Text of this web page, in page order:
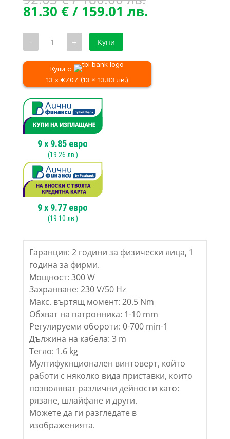
price
180.00 лв..
81.30 €/ 159.01 лв.Текущата
/
- количество
Електрически
винтоверт
BLACK&DECKER
MT350K,
300
+ Купи
Купи с
13 x €7.07 (13 x 13.83 лв.)
9x 9.85 евро
(19.26 лв.)
9x 9.77 евро
(19.10 лв.)
Гаранция: 2 години за физически лица, 1
година за фирми.
Мощност: 300 W
Захранване: 230 V/50 Hz
Макс. въртящ момент: 20.5 Nm
Обхват на патронника: 1-10 mm
Регулируеми обороти: 0-700 min-1
Дължина на кабела: 3 m
Тегло: 1.6 kg
Мултифукнционален винтоверт, който
работи с няколко вида приставки, които
позволяват различни дейности като:
рязане, шлайфане и други.
Можете да ги разгледате в
изображенията.